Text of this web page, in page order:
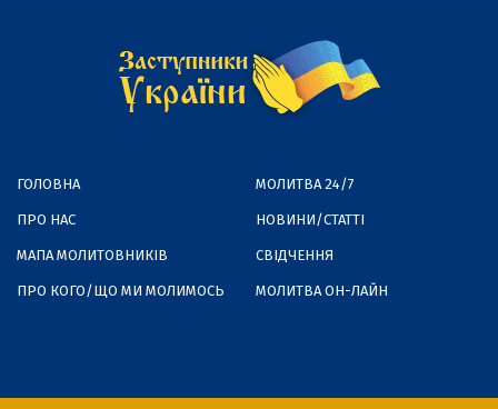
ГОЛОВНА
ПРО НАС
МАПА МОЛИТОВНИКІВ
ПРО КОГО/ЩО МИ МОЛИМОСЬ
МОЛИТВА 24/7
НОВИНИ/СТАТТІ
СВІДЧЕННЯ
МОЛИТВА ОН-ЛАЙН